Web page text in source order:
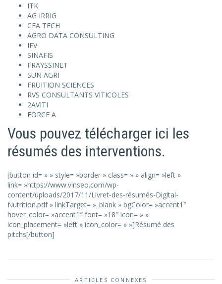
ITK
AG IRRIG
CEA TECH
AGRO DATA CONSULTING
IFV
SINAFIS
FRAYSSINET
SUN AGRI
FRUITION SCIENCES
RVS CONSULTANTS VITICOLES
2AVITI
FORCE A
Vous pouvez télécharger ici les
résumés des interventions.
[button id= » » style= »border » class= » » align= »left »
link= »https://www.vinseo.com/wp-
content/uploads/2017/11/Livret-des-résumés-Digital-
Nutrition.pdf » linkTarget= »_blank » bgColor= »accent1″
hover_color= »accent1″ font= »18″ icon= » »
icon_placement= »left » icon_color= » »]Résumé des
pitchs[/button]
ARTICLES CONNEXES